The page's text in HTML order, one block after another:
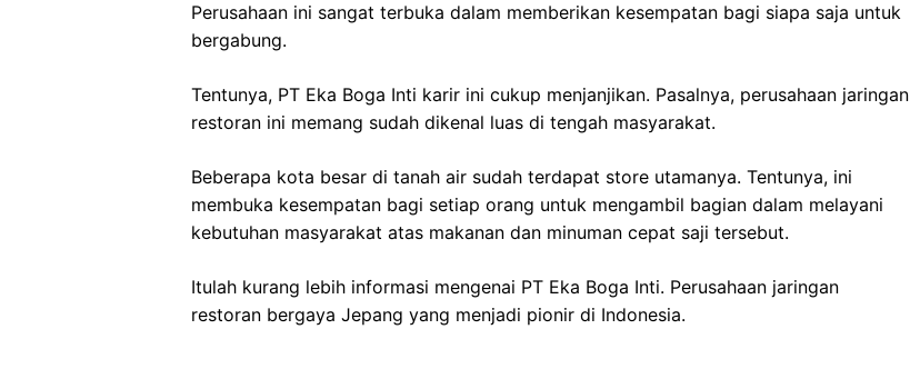
Perusahaan ini sangat terbuka dalam memberikan kesempatan bagi siapa saja untuk
bergabung.
Tentunya, PT Eka Boga Inti karir ini cukup menjanjikan. Pasalnya, perusahaan jaringan
restoran ini memang sudah dikenal luas di tengah masyarakat.
Beberapa kota besar di tanah air sudah terdapat store utamanya. Tentunya, ini
membuka kesempatan bagi setiap orang untuk mengambil bagian dalam melayani
kebutuhan masyarakat atas makanan dan minuman cepat saji tersebut.
Itulah kurang lebih informasi mengenai PT Eka Boga Inti. Perusahaan jaringan
restoran bergaya Jepang yang menjadi pionir di Indonesia.